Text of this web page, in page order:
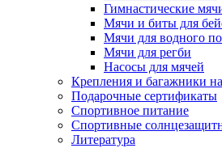
Гимнастические
Мячи и биты для
Мячи для водного
Мячи для регби
Насосы для мячей
Крепления и багажники
Подарочные сертификаты
Спортивное питание
Спортивные
Литература